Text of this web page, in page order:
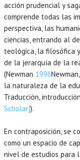
acción prudencial y
comprende todas las
perspectiva, las
ciencias, entrando al
teológica, la filosófica
de la jerarquía de la
(Newman 1996
la naturaleza de la
Traducción,
Scholar]).
En contraposición, se
como un espacio de
nivel de estudios para